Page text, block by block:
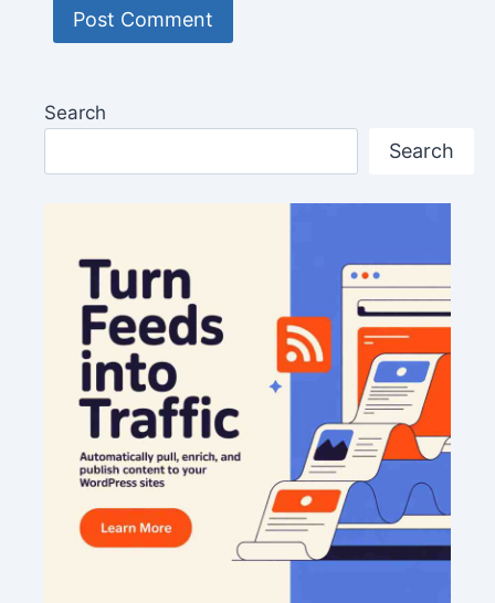
Search
Search